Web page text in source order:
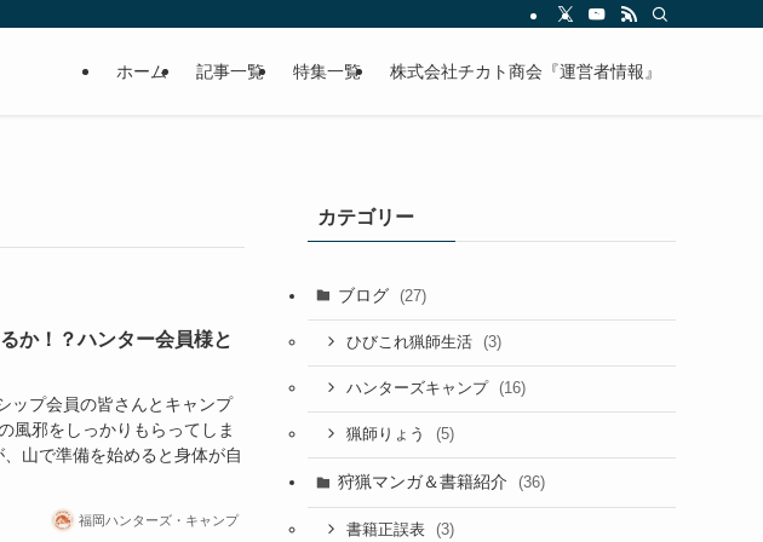
ホーム 記事一覧 特集一覧 株式会社チカト商会『運営者情報』
か！？ハンター会員様と
ップ会員の皆さんとキャンプ
風邪をしっかりもらってしま
山で準備を始めると身体が自
福岡ハンターズ・キャンプ
カテゴリー
ブログ (27)
ひびこれ猟師生活 (3)
ハンターズキャンプ (16)
猟師りょう (5)
狩猟マンガ＆書籍紹介 (36)
書籍正誤表 (3)